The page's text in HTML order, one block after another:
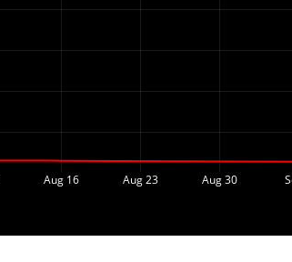
Aug 16 Aug 23 Aug 30